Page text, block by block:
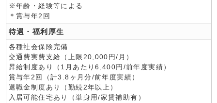
※年齢・経験等による
＊賞与年2回
待遇・福利厚生
各種社会保険完備
交通費実費支給（上限20,000円/月）
昇給制度あり（1月あたり6,400円/前年度実績）
賞与年2回（計3.8ヶ月分/前年度実績）
退職金制度あり（勤続2年以上）
入居可能住宅あり（単身用/家賃補助有）